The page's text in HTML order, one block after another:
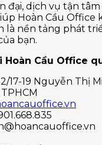
đại, dịch vụ tận
Hoàn Cầu Office
là nền tảng phát
bạn.
Hoàn Cầu Office
17-19 Nguyễn Thị